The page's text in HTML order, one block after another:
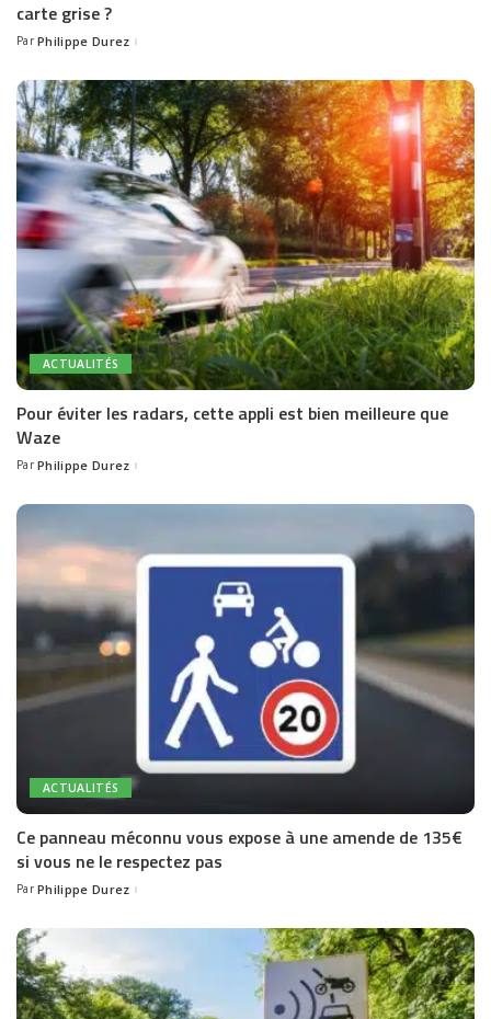
carte grise ?
Posted
Par Philippe Durez
ACTUALITÉS
Pour éviter les radars, cette appli est bien meilleure que
Waze
Posted
Par Philippe Durez
ACTUALITÉS
Ce panneau méconnu vous expose à une amende de 135€
si vous ne le respectez pas
Posted
Par Philippe Durez